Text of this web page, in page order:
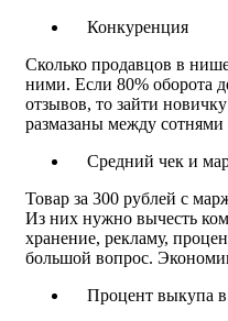
Конкуренция
Сколько продавцов в
ними. Если 80% оборота
отзывов, то зайти
размазаны между
Средний чек и
Товар за 300 рублей с
Из них нужно вычесть
хранение, рекламу,
большой вопрос.
Процент выкупа в